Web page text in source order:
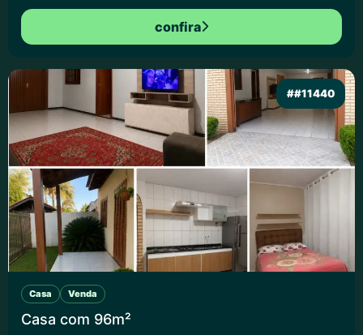
confira
##11440
Casa Venda
Casa com 96m²